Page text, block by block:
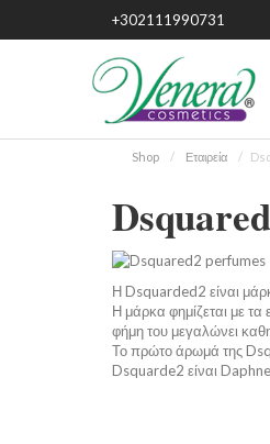
+302111990731
Shop Εταιρεία
Η Dsquarded2 είναι
Η μάρκα φημίζεται με
φήμη του μεγαλώνει
Το πρώτο άρωμά της
Dsquarde2 είναι